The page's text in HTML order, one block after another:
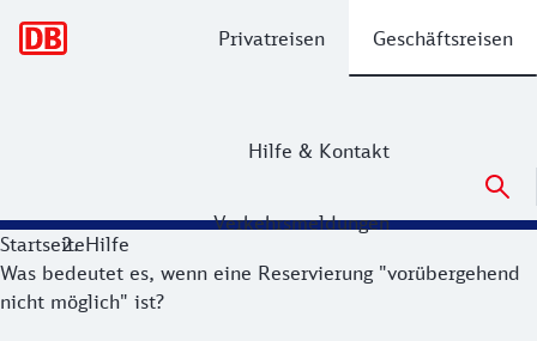
Privatreisen Geschäftsreisen
Hilfe & Kontakt
Verkehrsmeldungen
StartseiteHilfe
Was bedeutet es, wenn eine Reservierung "vorübergehend
nicht möglich" ist?